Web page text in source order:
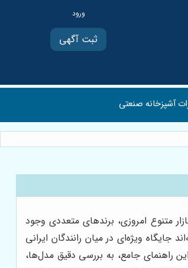
ثبت آگهی
آشپزخانه صنعتی
متنوع امروزی، برندهای متعددی وجود
ویژه‌ای در میان رانندگان ایرانی
راهنمای جامع، به بررسی دقیق مدل‌ها،